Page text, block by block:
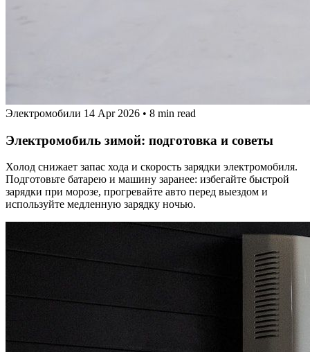
Электромобили 14 Apr 2026 • 8 min read
Электромобиль зимой: подготовка и советы
Холод снижает запас хода и скорость зарядки электромобиля.
Подготовьте батарею и машину заранее: избегайте быстрой
зарядки при морозе, прогревайте авто перед выездом и
используйте медленную зарядку ночью.